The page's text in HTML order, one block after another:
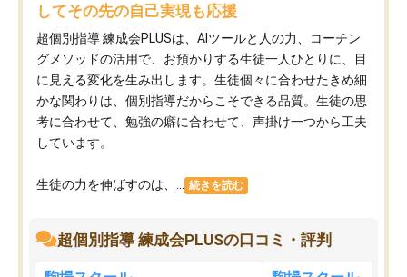
してその先の自己実現も応援
超個別指導 練成会PLUSは、AIツールと人の力、コーチン
グメソッドの活用で、お預かりする生徒一人ひとりに、目
に見える変化を生み出します。生徒個々に合わせたきめ細
かな関わりは、個別指導だからこそできる品質。生徒の思
考に合わせて、勉強の癖に合わせて、声掛け一つから工夫
しています。
生徒の力を伸ばすのは、... 続きを読む
超個別指導 練成会PLUSの口コミ・評判